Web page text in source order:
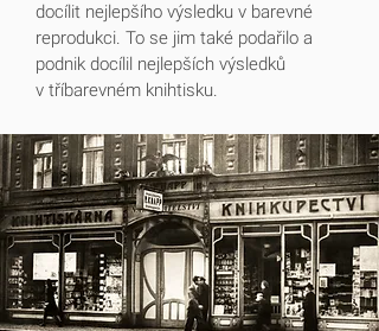
docílit nejlepšího výsledku v barevné
reprodukci. To se jim také podařilo a
podnik docílil nejlepších výsledků
v tříbarevném knihtisku.